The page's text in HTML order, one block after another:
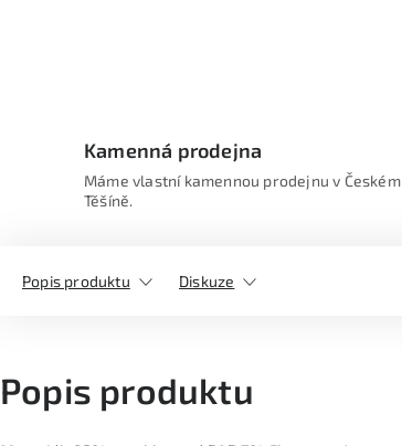
Kamenná prodejna
Máme vlastní kamennou prodejnu v Českém
Těšíně.
Popis produktu Diskuze
Popis produktu